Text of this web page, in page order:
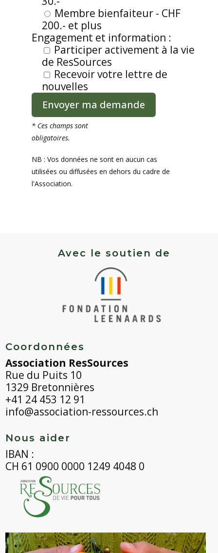
Membre bienfaiteur - CHF
200.- et plus
Engagement et information :
Participer activement à la vie
de ResSources
Recevoir votre lettre de
nouvelles
* Ces champs sont
obligatoires.
NB : Vos données ne sont en aucun cas
utilisées ou diffusées en dehors du cadre de
l'Association.
Avec le soutien de
Coordonnées
Association ResSources
Rue du Puits 10
1329 Bretonnières
+41 24 453 12 91
info@association-ressources.ch
Nous aider
IBAN :
CH 61 0900 0000 1249 4048 0